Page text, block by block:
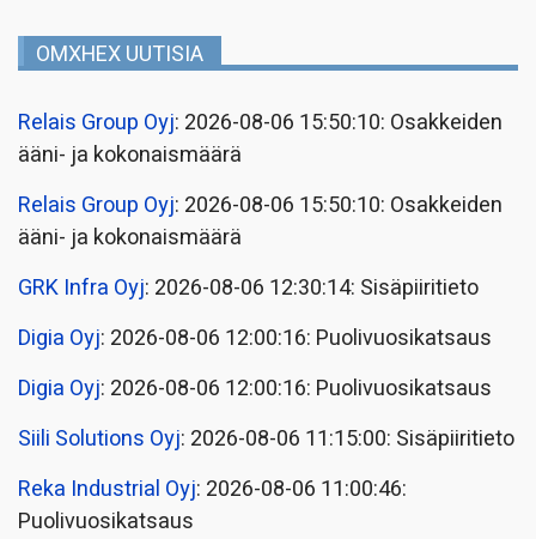
OMXHEX UUTISIA
Relais Group Oyj: 2026-08-06 15:50:10: Osakkeiden
ääni- ja kokonaismäärä
Relais Group Oyj: 2026-08-06 15:50:10: Osakkeiden
ääni- ja kokonaismäärä
GRK Infra Oyj: 2026-08-06 12:30:14: Sisäpiiritieto
Digia Oyj: 2026-08-06 12:00:16: Puolivuosikatsaus
Digia Oyj: 2026-08-06 12:00:16: Puolivuosikatsaus
Siili Solutions Oyj: 2026-08-06 11:15:00: Sisäpiiritieto
Reka Industrial Oyj: 2026-08-06 11:00:46:
Puolivuosikatsaus